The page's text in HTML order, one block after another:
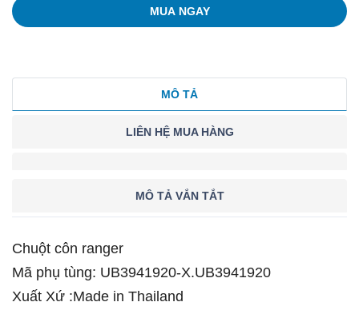
MUA NGAY
MÔ TẢ
LIÊN HỆ MUA HÀNG
MÔ TẢ VẮN TẮT
Chuột côn ranger
Mã phụ tùng: UB3941920-X.UB3941920
Xuất Xứ :Made in Thailand